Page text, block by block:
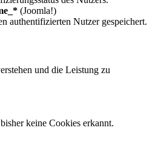
(Joomla!)
authentifizierten Nutzer gespeichert.
und die Leistung zu
keine Cookies erkannt.